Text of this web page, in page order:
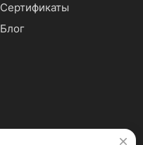
Сертификаты
Блог